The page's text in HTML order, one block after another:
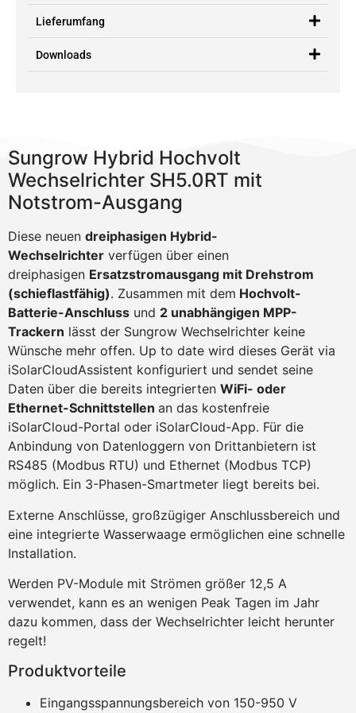
Lieferumfang
Downloads
Sungrow Hybrid Hochvolt
Wechselrichter SH5.0RT mit
Notstrom-Ausgang
Diese neuen dreiphasigen Hybrid-
Wechselrichter verfügen über einen
dreiphasigen Ersatzstromausgang mit Drehstrom
(schieflastfähig). Zusammen mit dem Hochvolt-
Batterie-Anschluss und 2 unabhängigen MPP-
Trackern lässt der Sungrow Wechselrichter keine
Wünsche mehr offen. Up to date wird dieses Gerät via
iSolarCloudAssistent konfiguriert und sendet seine
Daten über die bereits integrierten WiFi- oder
Ethernet-Schnittstellen an das kostenfreie
iSolarCloud-Portal oder iSolarCloud-App. Für die
Anbindung von Datenloggern von Drittanbietern ist
RS485 (Modbus RTU) und Ethernet (Modbus TCP)
möglich. Ein 3-Phasen-Smartmeter liegt bereits bei.
Externe Anschlüsse, großzügiger Anschlussbereich und
eine integrierte Wasserwaage ermöglichen eine schnelle
Installation.
Werden PV-Module mit Strömen größer 12,5 A
verwendet, kann es an wenigen Peak Tagen im Jahr
dazu kommen, dass der Wechselrichter leicht herunter
regelt!
Produktvorteile
Eingangsspannungsbereich von 150-950 V